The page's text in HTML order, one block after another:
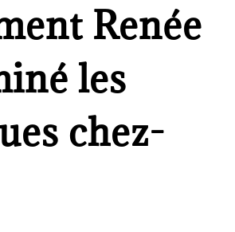
Renée
les
chez-